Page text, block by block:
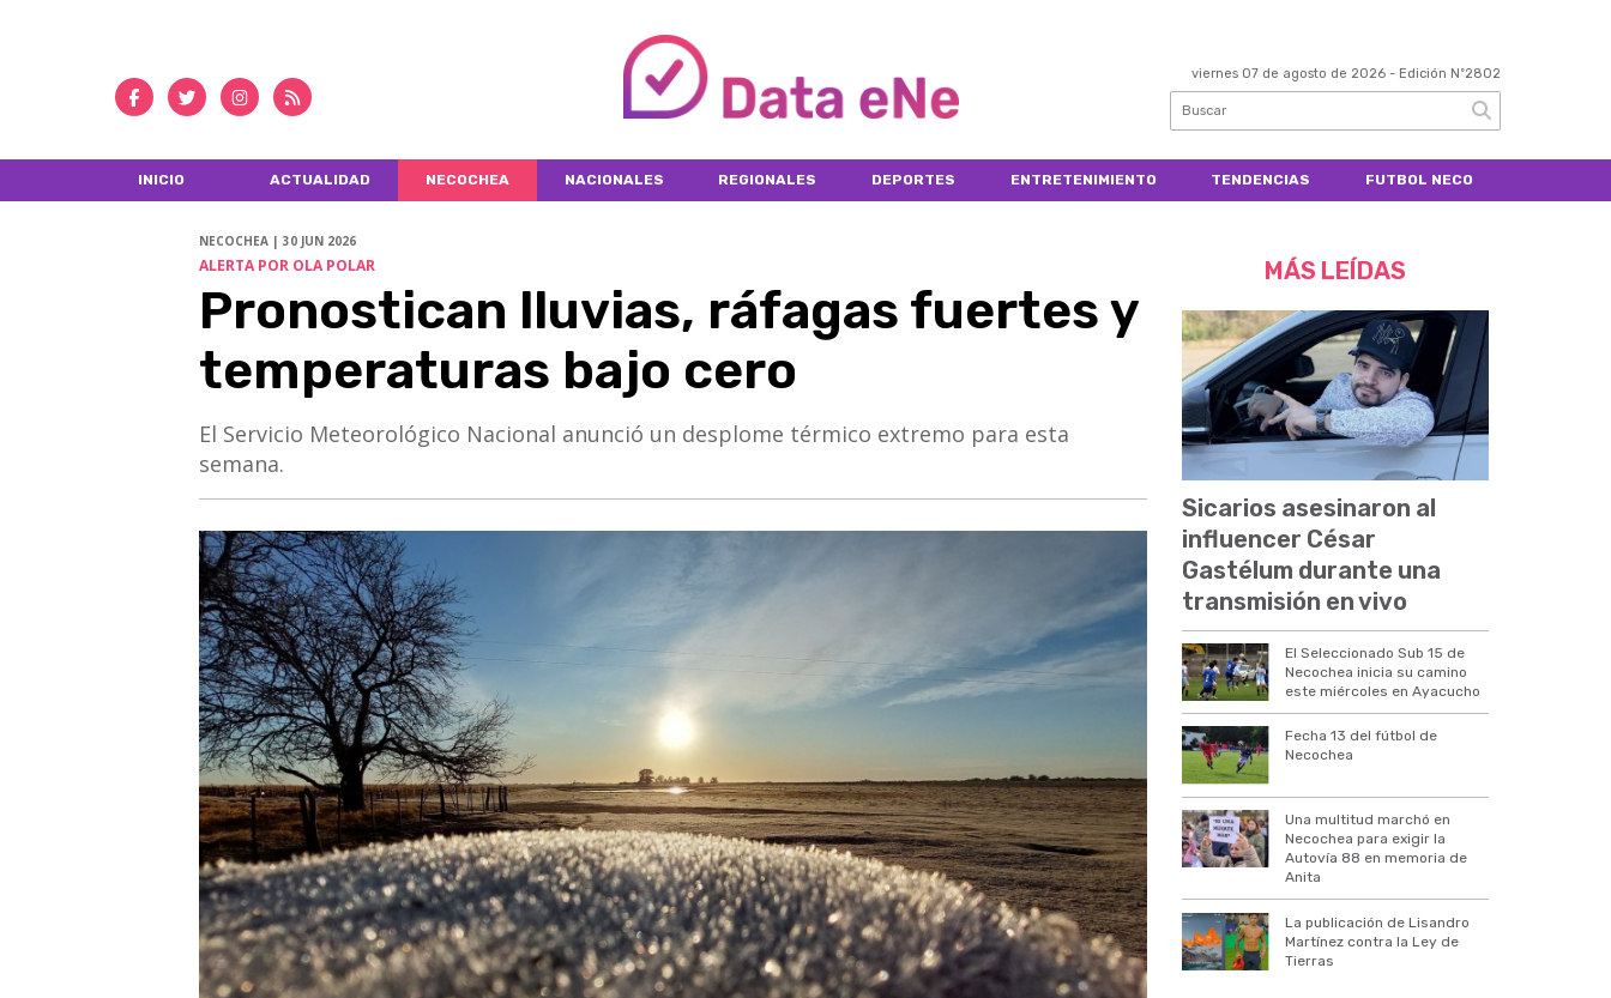
viernes 07 de agosto de 2026 - Edición Nº2802
INICIO ACTUALIDAD NECOCHEA NACIONALES REGIONALES DEPORTES ENTRETENIMIENTO TENDENCIAS FUTBOL NECO
NECOCHEA | 30 JUN 2026
ALERTA POR OLA POLAR
Pronostican lluvias, ráfagas fuertes y
temperaturas bajo cero
El Servicio Meteorológico Nacional anunció un desplome térmico extremo para esta
semana.
MÁS LEÍDAS
Sicarios asesinaron al
influencer César
Gastélum durante una
transmisión en vivo
El Seleccionado Sub 15 de
Necochea inicia su camino
este miércoles en Ayacucho
Fecha 13 del fútbol de
Necochea
Una multitud marchó en
Necochea para exigir la
Autovía 88 en memoria de
Anita
La publicación de Lisandro
Martínez contra la Ley de
Tierras